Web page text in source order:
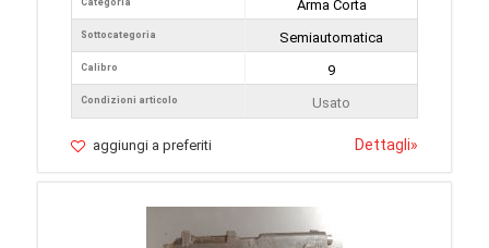
Categoria
Sottocategoria
Calibro
Condizioni articolo
Arma Corta
Semiautomatica
9
Usato
aggiungi a preferiti Dettagli»